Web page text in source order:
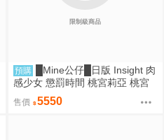
限制級商品
預購
█Mine公仔█日版 Insight 肉
感少女 懲罰時間 桃宮莉亞 桃宮
りあ 1/6 PMMA D9258
售價 5550